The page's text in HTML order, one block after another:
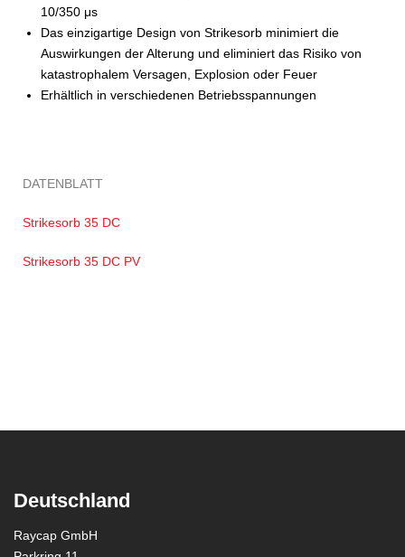
10/350 μs
Das einzigartige Design von Strikesorb minimiert die
Auswirkungen der Alterung und eliminiert das Risiko von
katastrophalem Versagen, Explosion oder Feuer
Erhältlich in verschiedenen Betriebsspannungen
DATENBLATT
Strikesorb 35 DC
Strikesorb 35 DC PV
Deutschland
Raycap GmbH